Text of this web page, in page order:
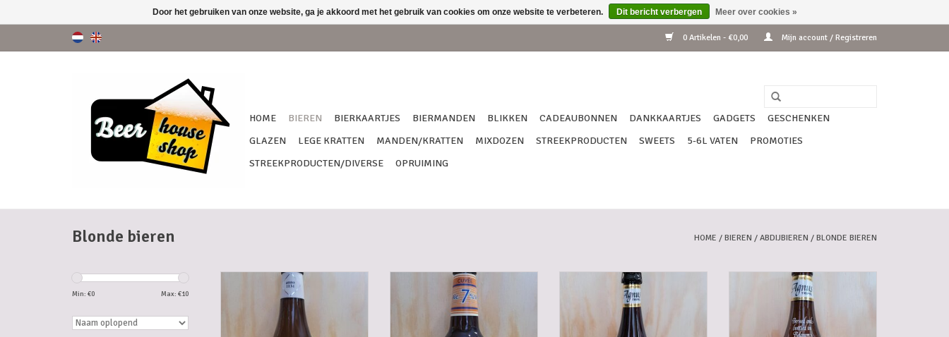
0 Artikelen - €0,00 Mijn account / Registreren
HOME BIEREN BIERKAARTJES BIERMANDEN BLIKKEN CADEAUBONNEN DANKKAARTJES GADGETS
GESCHENKEN
GLAZEN
LEGE KRATTEN MANDEN/KRATTEN MIXDOZEN STREEKPRODUCTEN SWEETS 5-6L VATEN
PROMOTIES
STREEKPRODUCTEN/DIVERSE
OPRUIMING
Blonde bieren HOME / BIEREN / ABDIJBIEREN / BLONDE BIEREN
Min: €0 Max: €10
AVERBODE 33 CL
TOEVOEGEN AAN WINKELWAGEN
CINEY BLOND 25 CL
TOEVOEGEN AAN WINKELWAGEN
CORSENDONK AGNUS 75 CL
TOEVOEGEN AAN WINKELWAGEN
CORSENDONK AGNUS 33 CL
TOEVOEGEN AAN WINKELWAGEN
Door het gebruiken van onze website, ga je akkoord met het gebruik van cookies om onze website te verbeteren. Dit bericht verbergen Meer over cookies »